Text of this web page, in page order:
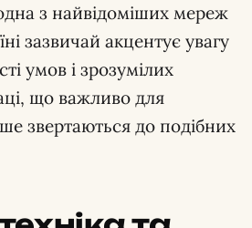
з найвідоміших мереж
зазвичай акцентує увагу
умов і зрозумілих
що важливо для
звертаються до подібних